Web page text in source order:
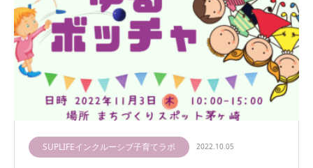
SUPLIFEインクルーシブ子育てラボ 2022.10.05